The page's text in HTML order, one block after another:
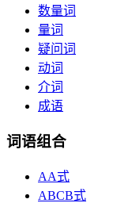
数量词
量词
疑问词
动词
介词
成语
词语组合
AA式
ABCB式